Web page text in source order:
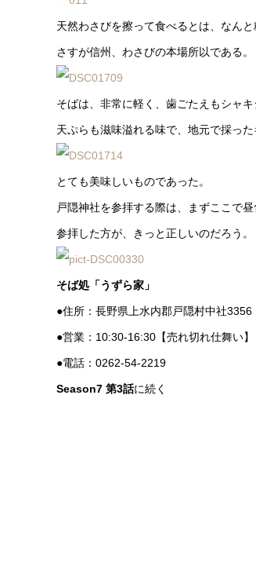
天然わさびを擦って食べるとは、なんと
さすが信州、わさびの本場所以である。
そばは、非常に軽く、歯ごたえもシャ
天ぷらも滋味溢れる味で、地元で採っ
とても美味しいものであった。
戸隠神社を参拝する際は、まずここで
参拝した方が、きっと正しいのだろう。
そば処「うずら家」
●住所：長野県上水内郡戸隠村中社3356
●営業：10:30-16:30【売れ切れ仕舞い】
●電話：0262-54-2219
Season7 第3話に続く